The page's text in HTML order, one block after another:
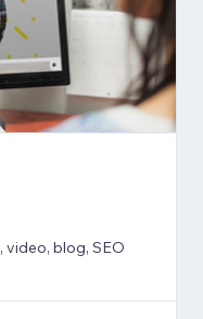
blog, SEO